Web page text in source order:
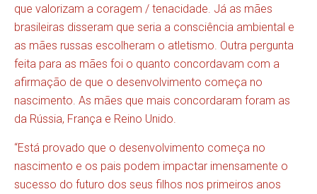
que valorizam a coragem / tenacidade. Já as mães
brasileiras disseram que seria a consciência ambiental e
as mães russas escolheram o atletismo. Outra pergunta
feita para as mães foi o quanto concordavam com a
afirmação de que o desenvolvimento começa no
nascimento. As mães que mais concordaram foram as
da Rússia, França e Reino Unido.
“Está provado que o desenvolvimento começa no
nascimento e os pais podem impactar imensamente o
sucesso do futuro dos seus filhos nos primeiros anos